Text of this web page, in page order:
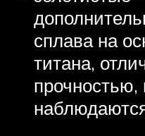
сплава на
титана,
прочностью,